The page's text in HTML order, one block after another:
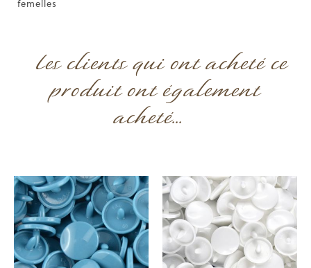
femelles
Les clients qui ont acheté ce
produit ont également
acheté...